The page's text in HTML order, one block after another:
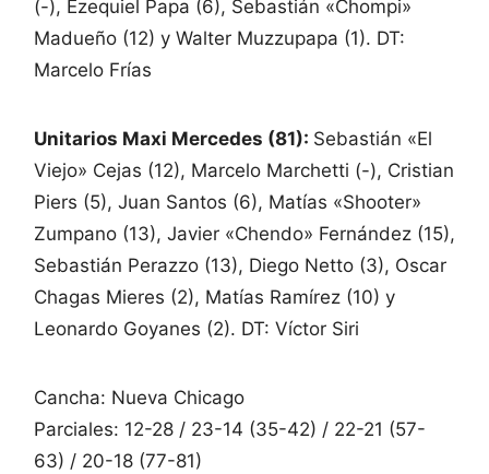
(-), Ezequiel Papa (6), Sebastián «Chompi»
Madueño (12) y Walter Muzzupapa (1). DT:
Marcelo Frías
Unitarios Maxi Mercedes (81): Sebastián «El
Viejo» Cejas (12), Marcelo Marchetti (-), Cristian
Piers (5), Juan Santos (6), Matías «Shooter»
Zumpano (13), Javier «Chendo» Fernández (15),
Sebastián Perazzo (13), Diego Netto (3), Oscar
Chagas Mieres (2), Matías Ramírez (10) y
Leonardo Goyanes (2). DT: Víctor Siri
Cancha: Nueva Chicago
Parciales: 12-28 / 23-14 (35-42) / 22-21 (57-
63) / 20-18 (77-81)